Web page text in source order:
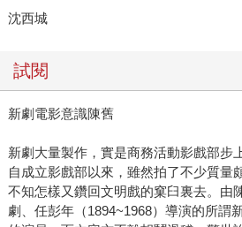
沈西城
試閱
新劇電影意識陳舊
新劇大量製作，實是商務活動影戲部步
自成立影戲部以來，雖然拍了不少質量
不知怎樣又鑽回文明戲的窠臼裏去。由
劇、任彭年（1894~1968）導演的所謂